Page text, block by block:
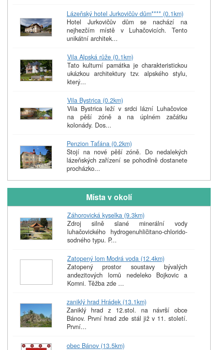
Lázeňský hotel Jurkovičův dům**** (0.1km)
Hotel Jurkovičův dům se nachází na
nejhezčím místě v Luhačovicích. Tento
unikátní architek...
Vila Alpská růže (0.1km)
Tato kulturní památka je charakteristickou
ukázkou architektury tzv. alpského stylu,
který...
Vila Bystrica (0.2km)
Vila Bystrica leží v srdci lázní Luhačovice
na pěší zóně a na úplném začátku
kolonády. Dos...
Penzion Taťána (0.2km)
Stojí na nové pěší zóně. Do nedalekých
lázeňských zařízení se pohodlně dostanete
procházko...
Místa v okolí
Záhorovická kyselka (9.3km)
Zdroj silně slané minerální vody
luhačovického hydrogenuhličitano-chlorido-
sodného typu. P...
Zatopený lom Modrá voda (12.4km)
Zatopený prostor soustavy bývalých
andezitových lomů nedeleko Bojkovic a
Komni. Těžba zde ...
zaniklý hrad Hrádek (13.1km)
Zaniklý hrad z 12.stol. na návrší obce
Bánov. První hrad zde stál již v 11. století.
První...
obec Bánov (13.5km)